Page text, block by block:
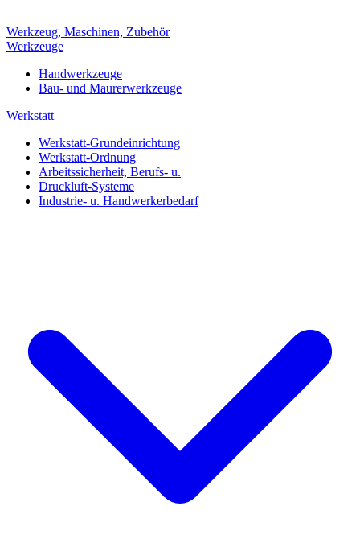
Werkzeug, Maschinen, Zubehör
Werkzeuge
Handwerkzeuge
Bau- und Maurerwerkzeuge
Werkstatt
Werkstatt-Grundeinrichtung
Werkstatt-Ordnung
Arbeitssicherheit, Berufs- u.
Druckluft-Systeme
Industrie- u. Handwerkerbedarf